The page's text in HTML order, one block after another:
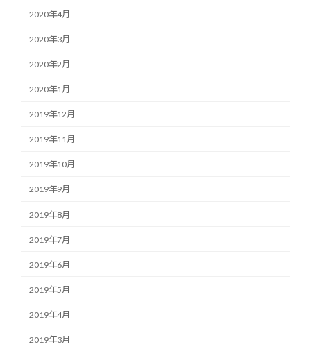
2020年4月
2020年3月
2020年2月
2020年1月
2019年12月
2019年11月
2019年10月
2019年9月
2019年8月
2019年7月
2019年6月
2019年5月
2019年4月
2019年3月